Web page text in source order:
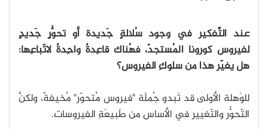
عند التَّفكير في وجود سُلالةٍ جَديدة أو تحوُّرٍ جَديدٍ
لفيروس كورونا المُستجدّ، فهُناك قاعِدةٌ واحِدةٌ لاتّباعِها:
هل يغيّر هذا من سلوكِ الفيروس؟
للوَهلة الأولى قد تَبدو جُملَة "فيروس مُتحوّر" مُخيفةً، ولكنَّ
التّحوُّر والتّغيير في الأساس من طَبيعَةِ الفيروسات.